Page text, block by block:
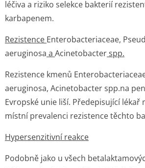
léčiva a riziko selekce bakterií
karbapenem.
Rezistence Enterobacteri­aceae,
aeruginosa a Acinetobacterspp.
Rezistence kmenů
aeruginosa, Acinetobacterspp.na
Evropské unie liší. Předepisující lékař
místní prevalenci rezistence těchto
Hypersenzitivní reakce
Podobně jako u všech